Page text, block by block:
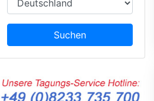
Suchen